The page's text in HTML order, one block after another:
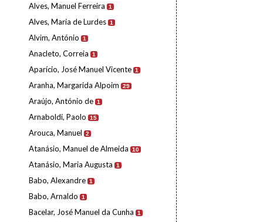
Alves, Manuel Ferreira 1
Alves, Maria de Lurdes 1
Alvim, António 1
Anacleto, Correia 1
Aparício, José Manuel Vicente 1
Aranha, Margarida Alpoim 29
Araújo, António de 1
Arnaboldi, Paolo 15
Arouca, Manuel 2
Atanásio, Manuel de Almeida 10
Atanásio, Maria Augusta 1
Babo, Alexandre 1
Babo, Arnaldo 1
Bacelar, José Manuel da Cunha 1